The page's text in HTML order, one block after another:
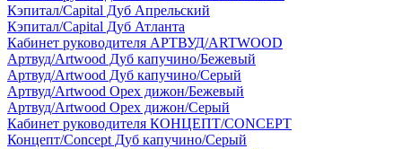
Кэпитал/Capital Дуб Апрельский
Кэпитал/Capital Дуб Атланта
Кабинет руководителя АРТВУД/ARTWOOD
Артвуд/Artwood Дуб капучино/Бежевый
Артвуд/Artwood Дуб капучино/Серый
Артвуд/Artwood Орех дижон/Бежевый
Артвуд/Artwood Орех дижон/Серый
Кабинет руководителя КОНЦЕПТ/CONCEPT
Концепт/Concept Дуб капучино/Серый